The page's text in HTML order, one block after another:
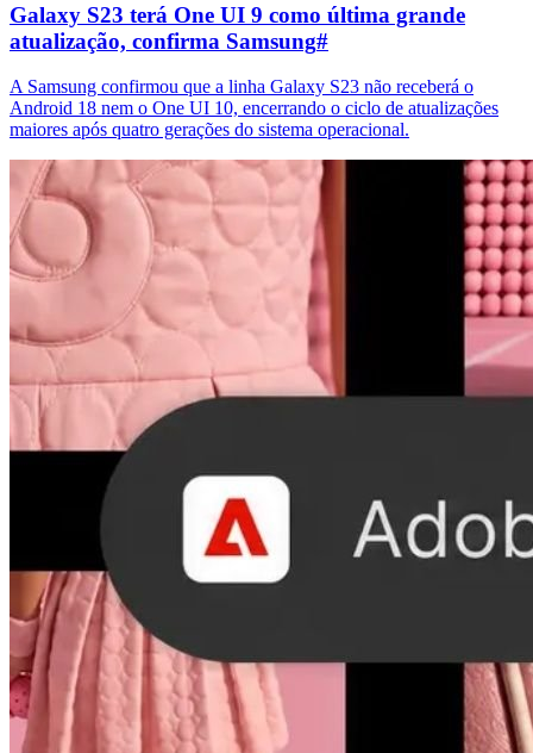
Galaxy S23 terá One UI 9 como última grande
atualização, confirma Samsung#
A Samsung confirmou que a linha Galaxy S23 não receberá o
Android 18 nem o One UI 10, encerrando o ciclo de atualizações
maiores após quatro gerações do sistema operacional.